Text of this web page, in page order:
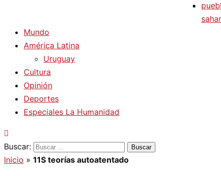
Mundo
América Latina
Uruguay
Cultura
Opinión
Deportes
Especiales La Humanidad
Buscar:
Inicio » 11S teorías autoatentado